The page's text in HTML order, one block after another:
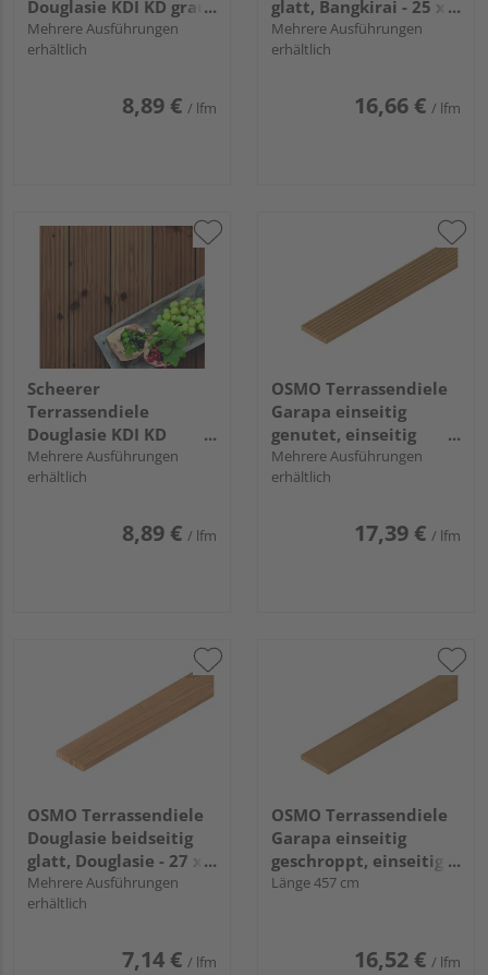
Douglasie KDI KD grau
beidseitig geriffelt,
Rundkante - 28 x 145
Mehrere Ausführungen
erhältlich
8,89 € / lfm
glatt, Bangkirai - 25 x
145 mm
Mehrere Ausführungen
erhältlich
16,66 € / lfm
Scheerer
Terrassendiele
Douglasie KDI KD
braun beidseitig
genutet, Rundkante -
Mehrere Ausführungen
erhältlich
8,89 € / lfm
OSMO Terrassendiele
Garapa einseitig
genutet, einseitig
geriffelt, Garapa - 25 x
145 mm
Mehrere Ausführungen
erhältlich
17,39 € / lfm
OSMO Terrassendiele
Douglasie beidseitig
glatt, Douglasie - 27 x
143 mm
Mehrere Ausführungen
erhältlich
7,14 € / lfm
OSMO Terrassendiele
Garapa einseitig
geschroppt, einseitig
glatt, Garapa - 21 x 145
Länge 457 cm
16,52 € / lfm